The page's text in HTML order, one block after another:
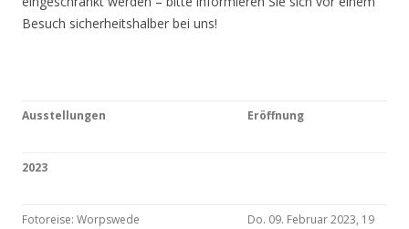
Besuch sicherheitshalber bei uns!
Ausstellungen Eröffnung
2023
Fotoreise: Worpswede
Do. 09. Februar 2023, 19